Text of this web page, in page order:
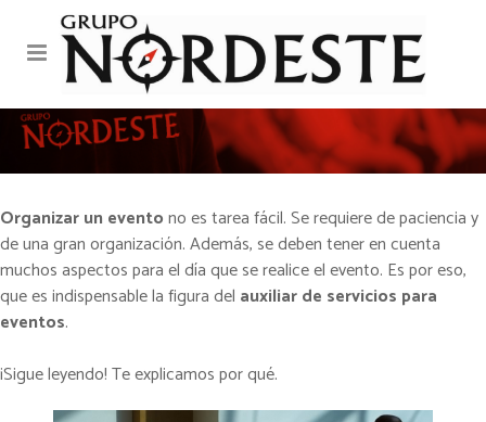
La importancia del
servicio de un auxiliar de
servicio para su evento
Organizar un eventono es tarea fácil. Se requiere de paciencia y
de una gran organización. Además, se deben tener en cuenta
muchos aspectos para el día que se realice el evento. Es por eso,
que es indispensable la figura del auxiliar de servicios para
eventos.
¡Sigue leyendo! Te explicamos por qué.